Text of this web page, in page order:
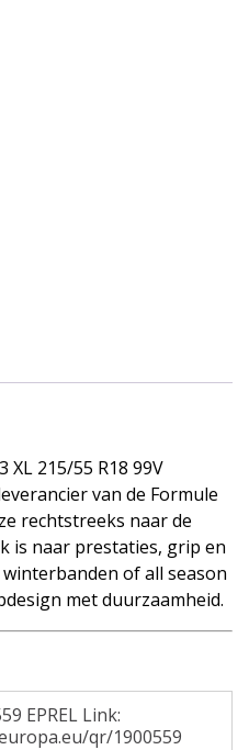
XL 215/55 R18 99V
van de Formule
rechtstreeks naar de
is naar prestaties, grip en
of all season
met duurzaamheid.
EPREL Link:
qr/1900559